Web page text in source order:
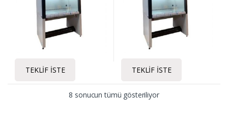
TEKLIF İSTE TEKLIF İSTE
8 sonucun tümü gösteriliyor